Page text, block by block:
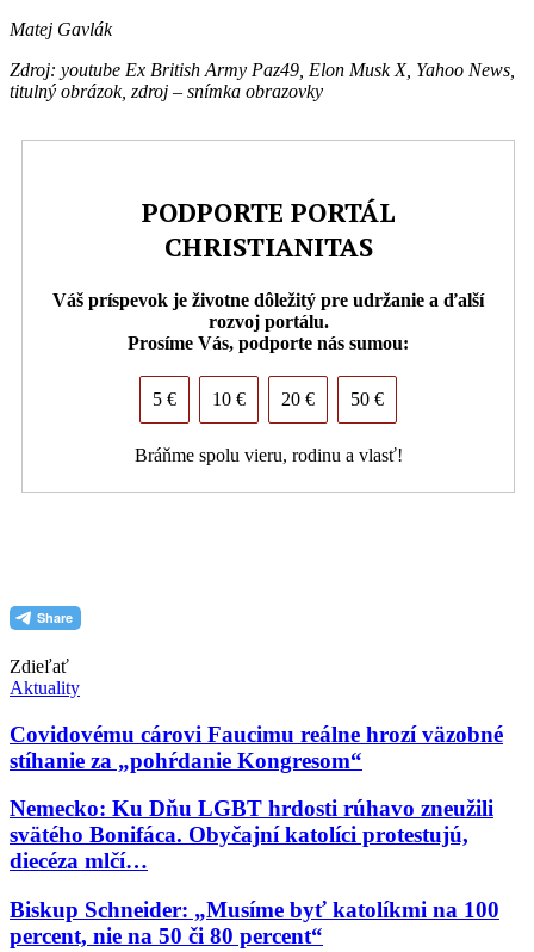
Matej Gavlák
Zdroj: youtube Ex British Army Paz49, Elon Musk X, Yahoo News,
titulný obrázok, zdroj – snímka obrazovky
PODPORTE PORTÁL
CHRISTIANITAS
Váš príspevok je životne dôležitý pre udržanie a ďalší
rozvoj portálu.
Prosíme Vás, podporte nás sumou:
5 € 10 € 20 € 50 €
Bráňme spolu vieru, rodinu a vlasť!
Zdieľať
Aktuality
Covidovému cárovi Faucimu reálne hrozí väzobné
stíhanie za „pohŕdanie Kongresom“
Nemecko: Ku Dňu LGBT hrdosti rúhavo zneužili
svätého Bonifáca. Obyčajní katolíci protestujú,
diecéza mlčí…
Biskup Schneider: „Musíme byť katolíkmi na 100
percent, nie na 50 či 80 percent“